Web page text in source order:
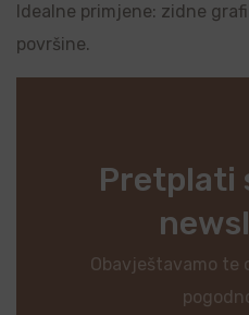
Idealne primjene: zidne
površine.
Pretplati
Obavještavamo te